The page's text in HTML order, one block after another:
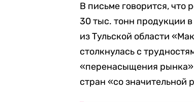
В письме говорится, что
30 тыс. тонн продукции
из Тульской области
столкнулась с
«перенасыщения
стран «со значительной